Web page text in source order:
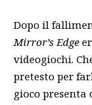
Dopo il
Mirror’s Edge
videogiochi.
pretesto per
gioco